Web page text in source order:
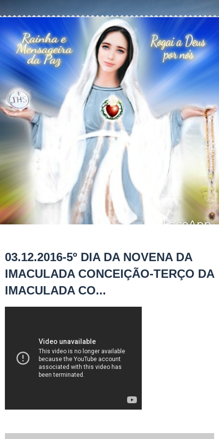
03.12.2016-5º DIA DA NOVENA DA
IMACULADA CONCEIÇÃO-TERÇO DA
IMACULADA CO...